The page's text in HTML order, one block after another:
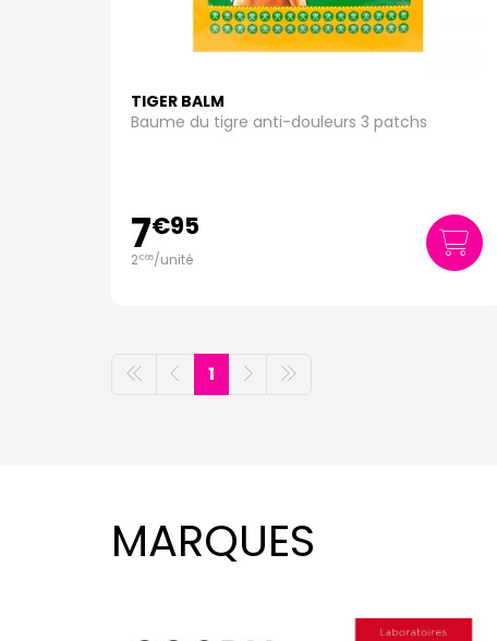
TIGER BALM
Baume du tigre anti-douleurs 3 patchs
7€95
2€65/unité
1
MARQUES